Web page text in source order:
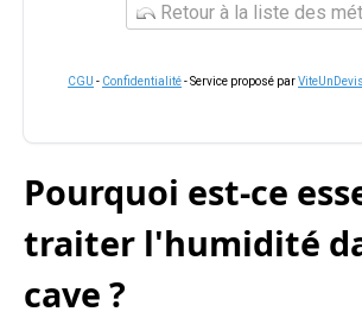
Retour à la liste des
CGU - Confidentialité- Service proposé par
Pourquoi est-ce
traiter l'humidité
cave ?